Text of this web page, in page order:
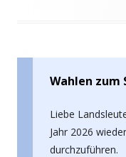
Wahlen zum
Liebe
Jahr 2026
durchzuführen.